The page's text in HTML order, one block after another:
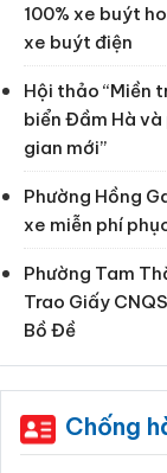
100% xe buýt
xe buýt điện
Hội thảo “Miền
biển Đầm Hà
gian mới”
Phường Hồng
xe miễn phí
Phường Tam
Trao Giấy
Bồ Đề
Chống